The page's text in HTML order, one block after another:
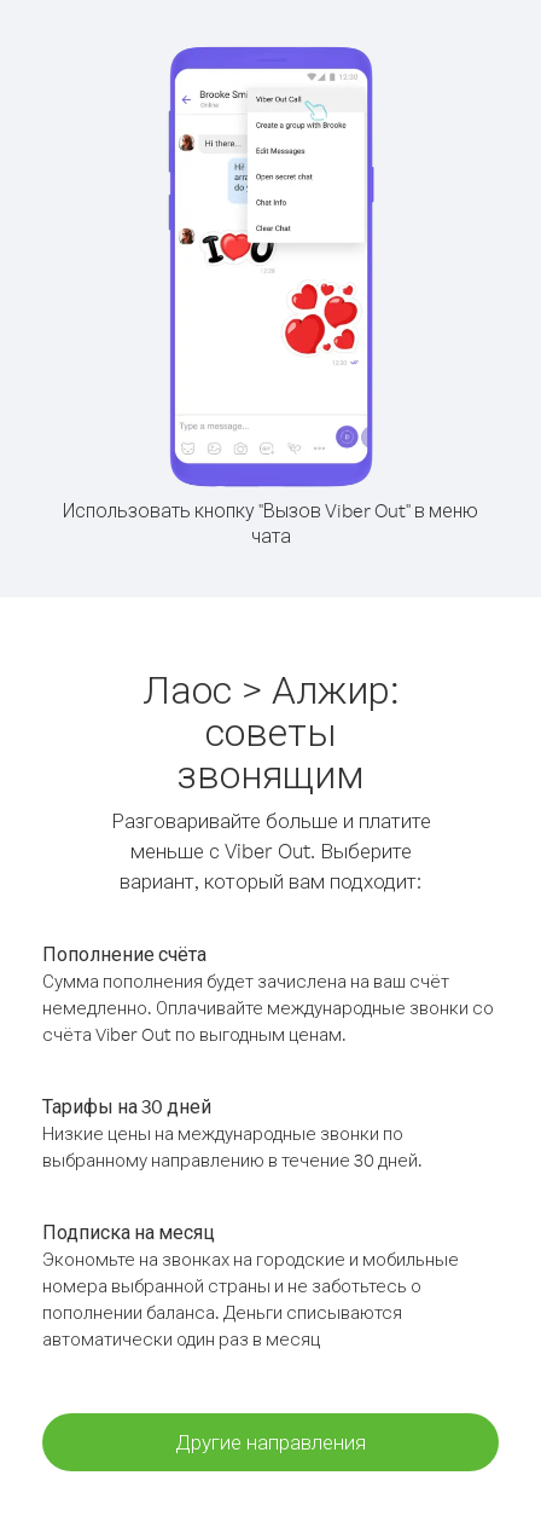
Использовать кнопку "Вызов Viber Out" в меню
чата
Лаос > Алжир:
советы
звонящим
Разговаривайте больше и платите
меньше с Viber Out. Выберите
вариант, который вам подходит:
Пополнение счёта
Сумма пополнения будет зачислена на ваш счёт
немедленно. Оплачивайте международные звонки со
счёта Viber Out по выгодным ценам.
Тарифы на 30 дней
Низкие цены на международные звонки по
выбранному направлению в течение 30 дней.
Подписка на месяц
Экономьте на звонках на городские и мобильные
номера выбранной страны и не заботьтесь о
пополнении баланса. Деньги списываются
автоматически один раз в месяц
Другие направления